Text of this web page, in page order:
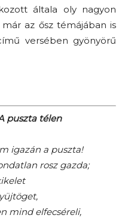
általa oly nagyon
az ősz témájában is
versében gyönyörű
puszta télen
igazán a puszta!
rosz gazda;
mind elfecséreli,